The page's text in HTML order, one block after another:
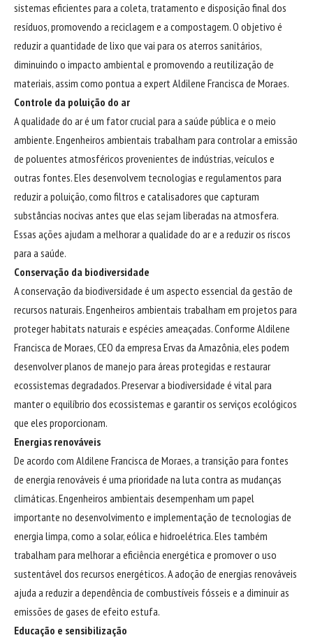
sistemas eficientes para a coleta, tratamento e disposição final dos
resíduos, promovendo a reciclagem e a compostagem. O objetivo é
reduzir a quantidade de lixo que vai para os aterros sanitários,
diminuindo o impacto ambiental e promovendo a reutilização de
materiais, assim como pontua a expert Aldilene Francisca de Moraes.
Controle da poluição do ar
A qualidade do ar é um fator crucial para a saúde pública e o meio
ambiente. Engenheiros ambientais trabalham para controlar a emissão
de poluentes atmosféricos provenientes de indústrias, veículos e
outras fontes. Eles desenvolvem tecnologias e regulamentos para
reduzir a poluição, como filtros e catalisadores que capturam
substâncias nocivas antes que elas sejam liberadas na atmosfera.
Essas ações ajudam a melhorar a qualidade do ar e a reduzir os riscos
para a saúde.
Conservação da biodiversidade
A conservação da biodiversidade é um aspecto essencial da gestão de
recursos naturais. Engenheiros ambientais trabalham em projetos para
proteger habitats naturais e espécies ameaçadas. Conforme Aldilene
Francisca de Moraes, CEO da empresa Ervas da Amazônia, eles podem
desenvolver planos de manejo para áreas protegidas e restaurar
ecossistemas degradados. Preservar a biodiversidade é vital para
manter o equilíbrio dos ecossistemas e garantir os serviços ecológicos
que eles proporcionam.
Energias renováveis
De acordo com Aldilene Francisca de Moraes, a transição para fontes
de energia renováveis é uma prioridade na luta contra as mudanças
climáticas. Engenheiros ambientais desempenham um papel
importante no desenvolvimento e implementação de tecnologias de
energia limpa, como a solar, eólica e hidroelétrica. Eles também
trabalham para melhorar a eficiência energética e promover o uso
sustentável dos recursos energéticos. A adoção de energias renováveis
ajuda a reduzir a dependência de combustíveis fósseis e a diminuir as
emissões de gases de efeito estufa.
Educação e sensibilização